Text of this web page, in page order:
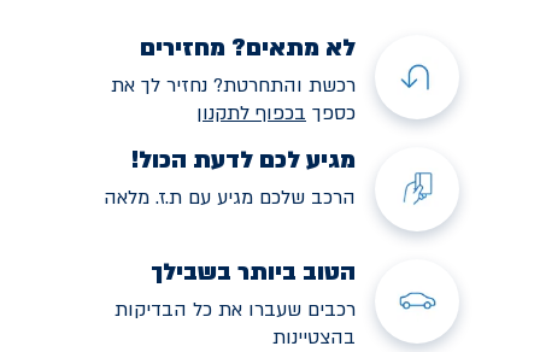
לא מתאים? מחזירים
רכשת והתחרטת? נחזיר לך את
כספך בכפוף לתקנון
מגיע לכם לדעת הכול!
הרכב שלכם מגיע עם ת.ז. מלאה
הטוב ביותר בשבילך
רכבים שעברו את כל הבדיקות
בהצטיינות